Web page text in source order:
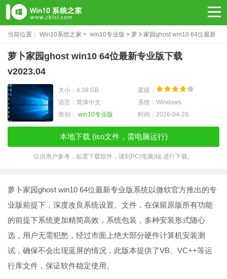
当前位置： Win10系统之家 > win10专业版 > 萝卜家园ghost win10 64位最新
专业版下载v2023.04
萝卜家园ghost win10 64位最新专业版下载
v2023.04
大小：4.38 GB
星级：
语言：简体中文
系统：Windows
类别： win10专业版 时间：2026-04-28
本地下载 (iso文件，需电脑运行)
仅供用户参考，如需下载软件，请到PC(电脑)端 进行下载。
萝卜家园ghost win10 64位最新专业版系统以微软官方推出的专
业版前提下，深度改良系统设置、文件，在保留原版所有功能
的前提下系统更加精简高效，系统包装，多种安装形式随心
选，用户无需犯愁，经过市面上绝大部分硬件计算机安装测
试，确保不会出现蓝屏的情况，此版本提供了VB、VC++等运
行库文件，保证软件稳定使用。